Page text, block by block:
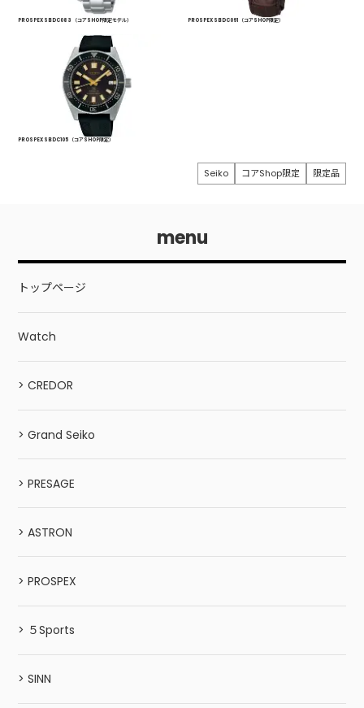
PROSPEX SBDC083 （コアSHOP限定モデル） PROSPEX SBDC091 （コアSHOP限定）
PROSPEX SBDC105 （コアSHOP限定）
Seiko コアShop限定 限定品
menu
トップページ
Watch
> CREDOR
> Grand Seiko
> PRESAGE
> ASTRON
> PROSPEX
> ５Sports
> SINN